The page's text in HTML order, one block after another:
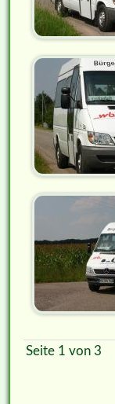
Seite 1 von 3